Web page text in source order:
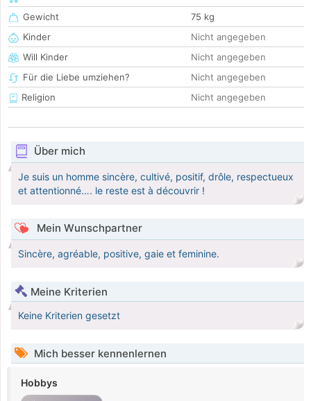
Gewicht
75 kg
Kinder
Nicht angegeben
Will Kinder
Nicht angegeben
Für die Liebe umziehen?
Nicht angegeben
Religion
Nicht angegeben
Über mich
Je suis un homme sincère, cultivé, positif, drôle, respectueux
et attentionné…. le reste est à découvrir !
Mein Wunschpartner
Sincère, agréable, positive, gaie et feminine.
Meine Kriterien
Keine Kriterien gesetzt
Mich besser kennenlernen
Hobbys